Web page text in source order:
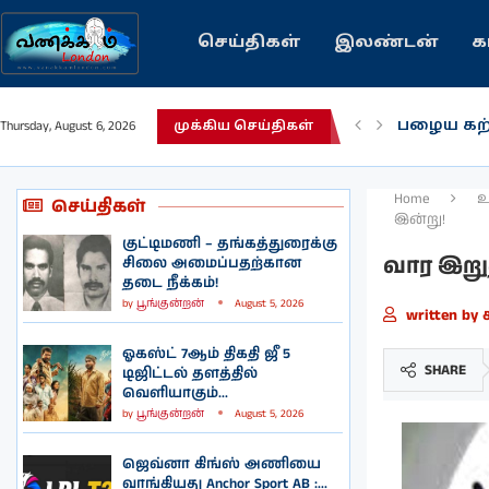
செய்திகள் இலண்டன்
Thursday, August 6, 2026 முக்கிய செய்திகள்
பழைய
செய்திகள்
குட்டிமணி – தங்கத்துரைக்கு
சிலை அமைப்பதற்கான
தடை நீக்கம்!
by பூங்குன்றன் August 5, 2026
ஓகஸ்ட் 7ஆம் திகதி ஜீ 5
டிஜிட்டல் தளத்தில்
வெளியாகும்...
by பூங்குன்றன் August 5, 2026
ஜெவ்னா கிங்ஸ் அணியை
வாங்கியது Anchor Sport AB :...
Home
இன்று!
வார
written by
SHARE